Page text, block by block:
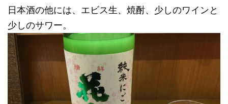
日本酒の他には、エビス生、焼酎、少しのワインと
少しのサワー。